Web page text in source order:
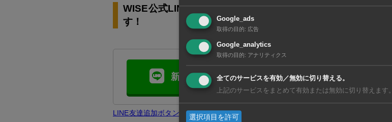
WISE公式LINEの友だち登録で、記事の続きをご覧になれま
す！
新規友達追加
ちら
LINE友達追加ボタンで問題が発生する場合、こちらからご報告下さい。
Google_ads
取得の目的: 広告
Google_analytics
取得の目的: アナリティクス
全てのサービスを有効／無効に切り替える。
上記のサービスをまとめて有効または無効に切り替えます。
選択項目を許可